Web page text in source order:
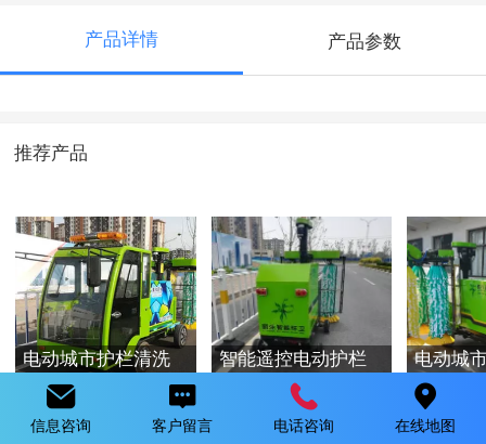
产品详情 产品参数
推荐产品
电动城市护栏清洗
车（第五代）
智能遥控电动护栏
电动城
车（第
信息咨询 客户留言 电话咨询 在线地图